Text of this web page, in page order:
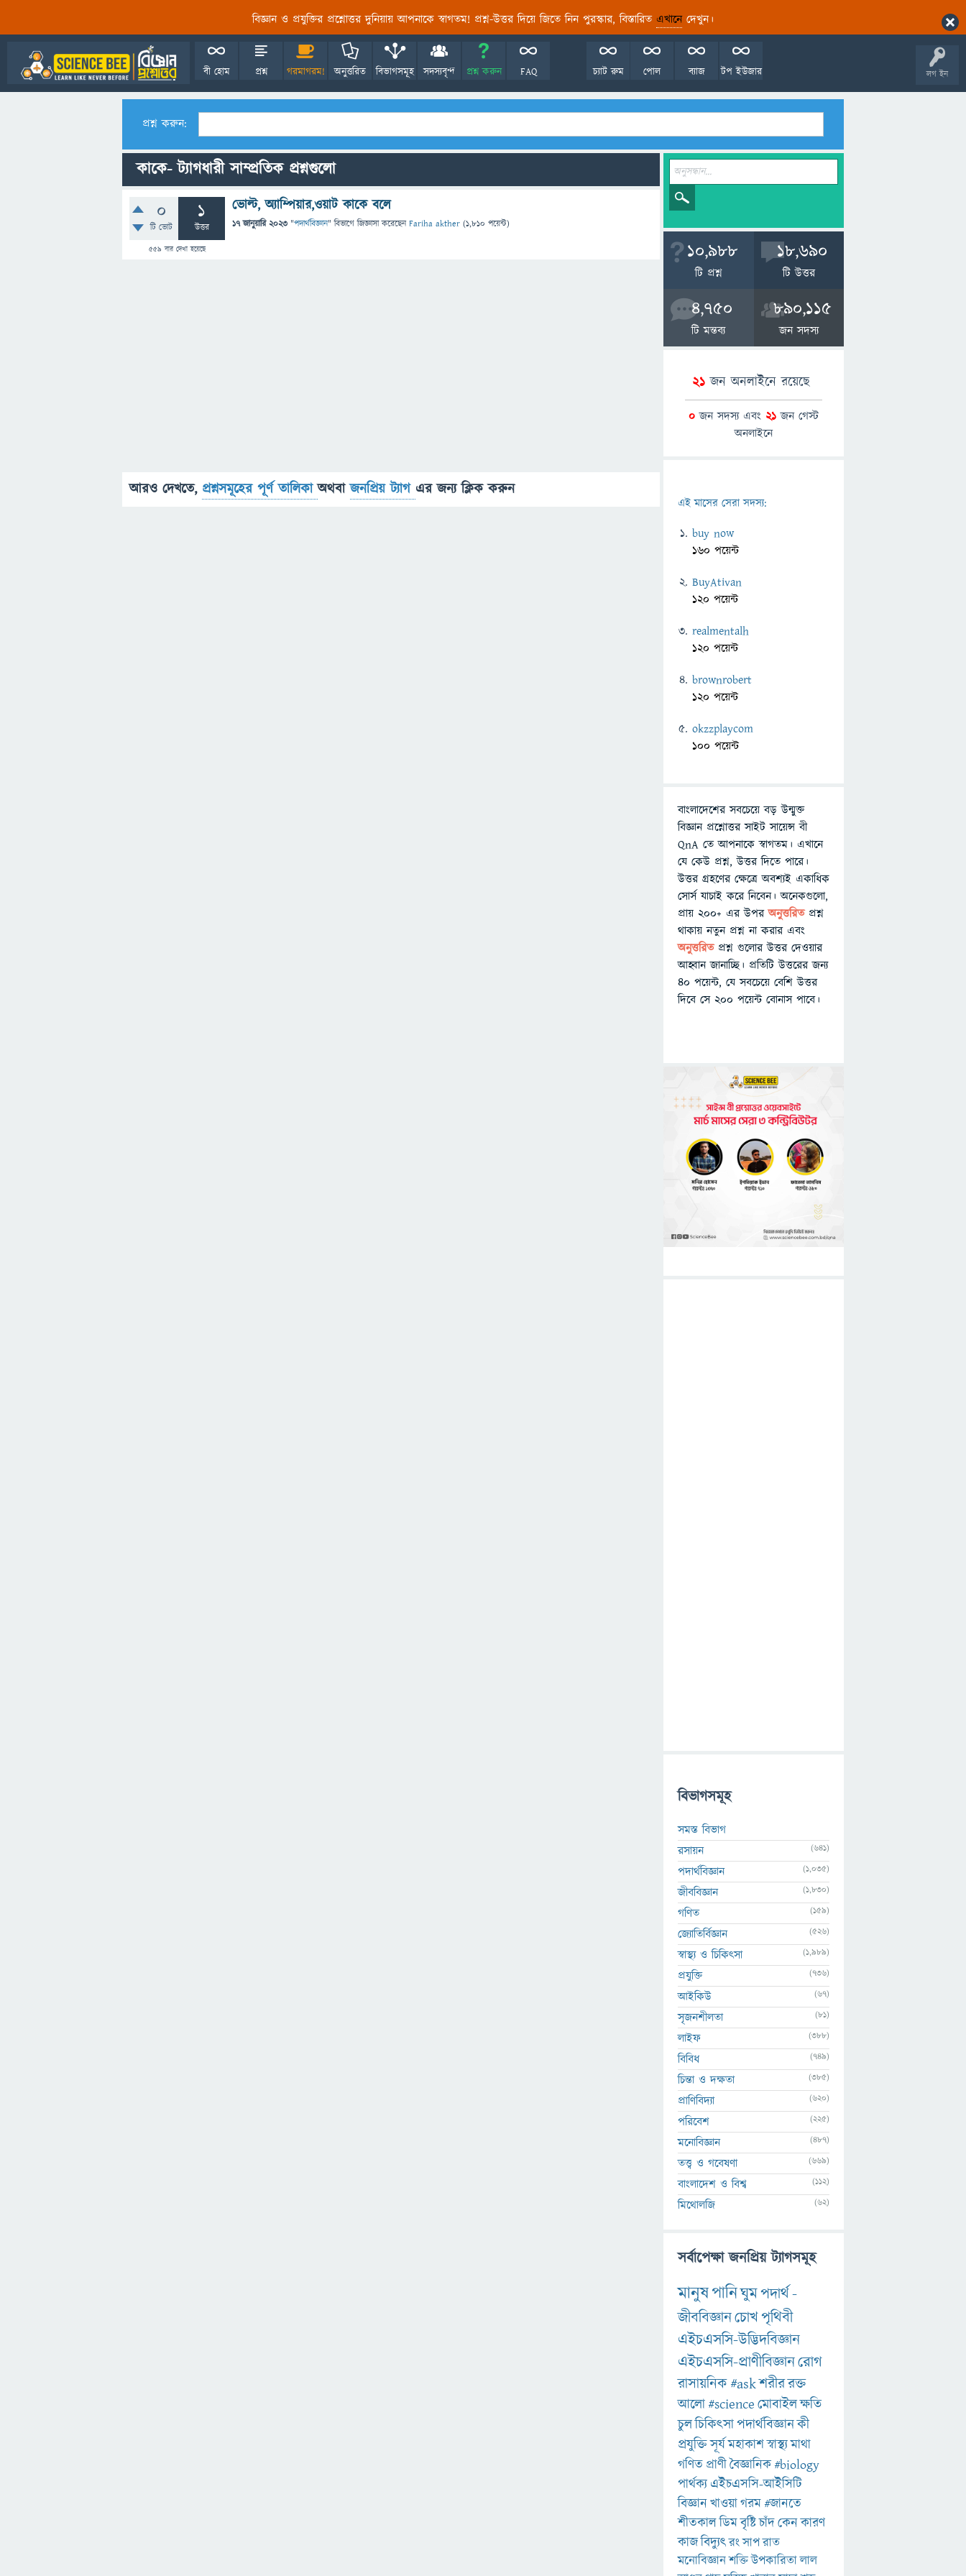
বিজ্ঞান ও প্রযুক্তির প্রশ্নোত্তর দুনিয়ায় আপনাকে স্বাগতম! প্রশ্ন-উত্তর দিয়ে জিতে নিন পুরস্কার, বিস্তারিত এখানেদেখুন।
লগ ইন
বী হোম প্রশ্ন গরমাগরম! অনুত্তরিত বিভাগসমূহ সদস্যবৃন্দ প্রশ্ন করুন FAQ টপ ইউজার
ব্যাজ
পোল
চ্যাট রুম
প্রশ্ন করুন:
কাকে- ট্যাগধারী সাম্প্রতিক প্রশ্নগুলো
0
টি ভোট
1
উত্তর
559 বার দেখা হয়েছে
ভোল্ট, অ্যাম্পিয়ার,ওয়াট কাকে বলে
17 জানুয়ারি 2023 "পদার্থবিজ্ঞান" বিভাগে জিজ্ঞাসাকরেছেনFariha akther (1,810 পয়েন্ট)
আরও দেখতে, প্রশ্নসমূহের পূর্ণ তালিকাঅথবাজনপ্রিয় ট্যাগ এর জন্য ক্লিক করুন
10,988
টি প্রশ্ন
18,690
টি উত্তর
4,750
টি মন্তব্য
890,115
জন সদস্য
21জন অনলাইনে রয়েছে
0 জন সদস্য এবং 21 জন গেস্ট
অনলাইনে
এই মাসের সেরা সদস্য:
buy now
160 পয়েন্ট
BuyAtivan
120 পয়েন্ট
realmentalh
120 পয়েন্ট
brownrobert
120 পয়েন্ট
okzzplaycom
100 পয়েন্ট
বাংলাদেশের সবচেয়ে বড় উন্মুক্ত
বিজ্ঞান প্রশ্নোত্তর সাইট সায়েন্স বী
QnA তে আপনাকে স্বাগতম। এখানে
যে কেউ প্রশ্ন, উত্তর দিতে পারে।
উত্তর গ্রহণের ক্ষেত্রে অবশ্যই একাধিক
সোর্স যাচাই করে নিবেন। অনেকগুলো,
প্রায় ২০০+ এর উপরঅনুত্তরিতপ্রশ্ন
থাকায় নতুন প্রশ্ন না করার এবং
অনুত্তরিত প্রশ্ন গুলোর উত্তর দেওয়ার
আহ্বান জানাচ্ছি। প্রতিটি উত্তরের জন্য
৪০ পয়েন্ট, যে সবচেয়ে বেশি উত্তর
দিবে সে ২০০ পয়েন্ট বোনাস পাবে।
বিভাগসমূহ
সমস্ত বিভাগ
রসায়ন
(641)
পদার্থবিজ্ঞান (1,035)
জীববিজ্ঞান (1,830)
গণিত (159)
জ্যোতির্বিজ্ঞান (526)
স্বাস্থ্য ও চিকিৎসা (1,989)
প্রযুক্তি (736)
আইকিউ (67)
সৃজনশীলতা (81)
লাইফ (388)
বিবিধ (749)
চিন্তা ও দক্ষতা (385)
প্রাণিবিদ্যা (620)
পরিবেশ (225)
মনোবিজ্ঞান (487)
তত্ত্ব ও গবেষণা (669)
বাংলাদেশ ও বিশ্ব (112)
মিথোলজি (62)
সর্বাপেক্ষা জনপ্রিয় ট্যাগসমূহ
মানুষপানিঘুমপদার্থ-
জীববিজ্ঞানচোখপৃথিবী
এইচএসসি-উদ্ভিদবিজ্ঞান
এইচএসসি-প্রাণীবিজ্ঞানরোগ
রাসায়নিক#askশরীররক্ত
আলো#scienceমোবাইলক্ষতি
চুলচিকিৎসাপদার্থবিজ্ঞানকী
প্রযুক্তিসূর্যমহাকাশস্বাস্থ্যমাথা
গণিত প্রাণীবৈজ্ঞানিক#biology
পার্থক্য এইচএসসি-আইসিটি
বিজ্ঞানখাওয়াগরম#জানতে
শীতকালডিমবৃষ্টিচাঁদকেনকারণ
কাজবিদ্যুৎরংসাপরাত
মনোবিজ্ঞানশক্তিউপকারিতালাল